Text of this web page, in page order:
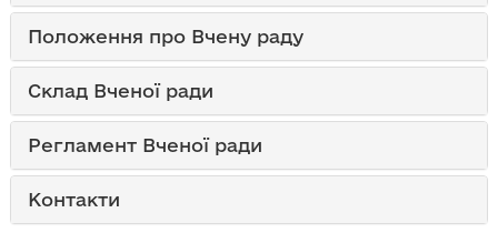
Положення про Вчену раду
Склад Вченої ради
Регламент Вченої ради
Контакти